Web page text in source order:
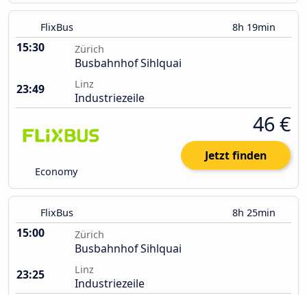
FlixBus 8h 19min
15:30 Zürich
Busbahnhof Sihlquai
23:49
Linz
Industriezeile
Economy
46 €
Jetzt finden
FlixBus 8h 25min
15:00 Zürich
Busbahnhof Sihlquai
23:25
Linz
Industriezeile